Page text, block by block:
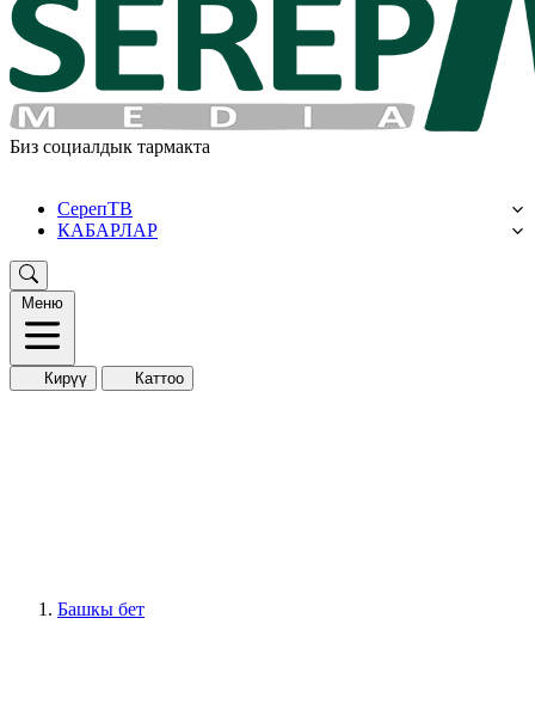
Биз социалдык тармакта
СерепТВ
КАБАРЛАР
Меню
Кирүү Каттоо
Башкы бет